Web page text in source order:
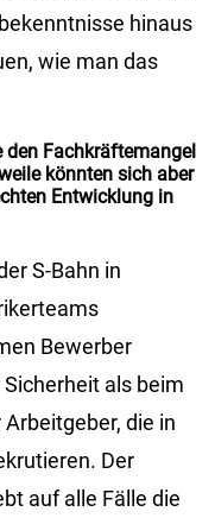
hinaus
wie man das
den Fachkräftemangel
könnten sich aber
Entwicklung in
S-Bahn in
Bewerber
als beim
die in
Der
auf alle Fälle die